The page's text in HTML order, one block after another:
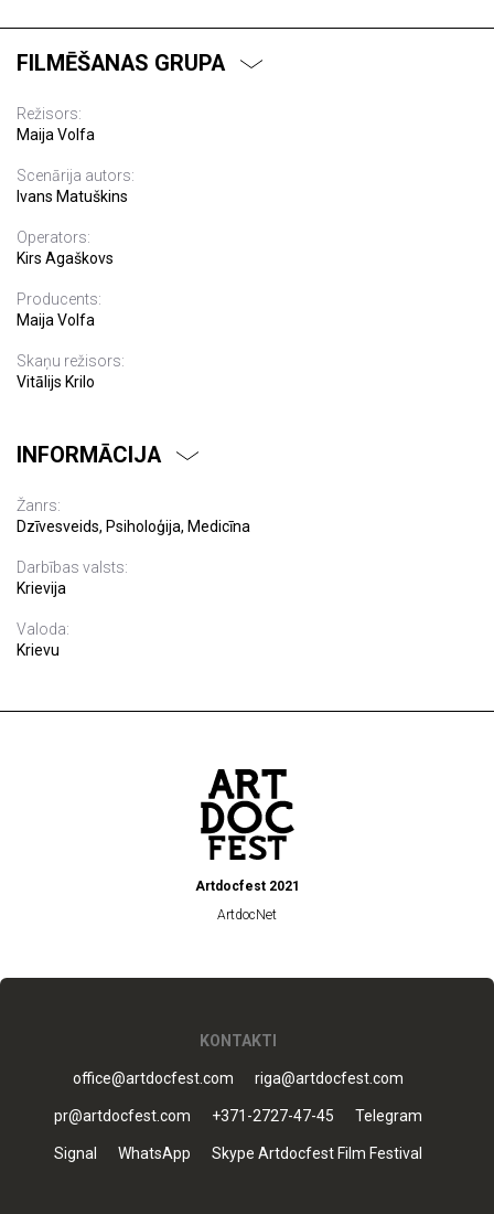
FILMĒŠANAS GRUPA
Režisors:
Maija Volfa
Scenārija autors:
Ivans Matuškins
Operators:
Kirs Agaškovs
Producents:
Maija Volfa
Skaņu režisors:
Vitālijs Krilo
INFORMĀCIJA
Žanrs:
Dzīvesveids, Psiholoģija, Medicīna
Darbības valsts:
Krievija
Valoda:
Krievu
Artdocfest 2021
ArtdocNet
KONTAKTI
office@artdocfest.com riga@artdocfest.com
pr@artdocfest.com +371-2727-47-45 Telegram
Signal WhatsApp Skype Artdocfest Film Festival